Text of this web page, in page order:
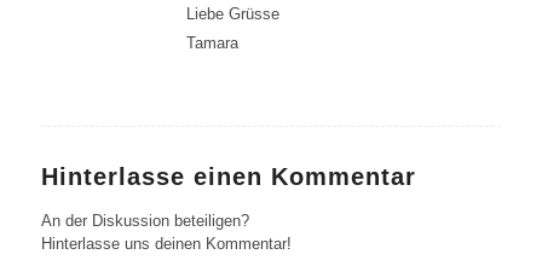
Liebe Grüsse
Tamara
Hinterlasse einen Kommentar
An der Diskussion beteiligen?
Hinterlasse uns deinen Kommentar!